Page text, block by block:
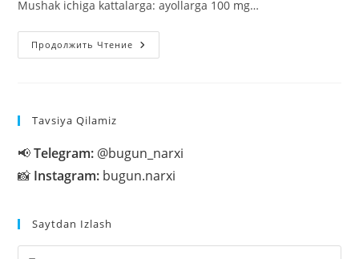
Mushak ichiga kattalarga: ayollarga 100 mg…
Продолжить Чтение Retabolil
Foydalanish
Tavsiya Qilamiz
📢Telegram: @bugun_narxi
📸 Instagram: bugun.narxi
Saytdan Izlash